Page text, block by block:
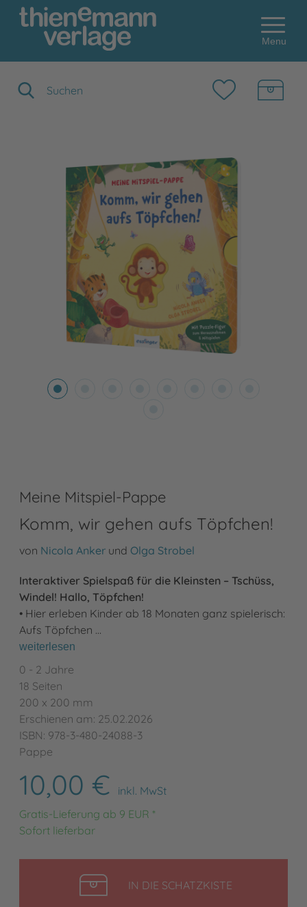
Menu
Meine Mitspiel-Pappe
Komm, wir gehen aufs Töpfchen!
von Nicola Anker und Olga Strobel
Interaktiver Spielspaß für die Kleinsten – Tschüss,
Windel! Hallo, Töpfchen!
• Hier erleben Kinder ab 18 Monaten ganz spielerisch:
Aufs Töpfchen …
weiterlesen
0 - 2 Jahre
18 Seiten
200 x 200 mm
Erschienen am: 25.02.2026
ISBN: 978-3-480-24088-3
Pappe
10,00 €
inkl. MwSt
Gratis-Lieferung ab 9 EUR *
Sofort lieferbar
IN DIE SCHATZKISTELEGEN